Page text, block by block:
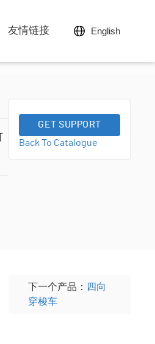
友情链接 English
丰智能装备集团
券代码：300276
位于中国现代工业的摇
双车联动底盘装配工业移动机
器人
激光导引工业移动机器人
激光SLAM导航工业移动机器
丰智能支持
取解决技术挑战的知识和
解有关三丰智能的更多信息
丰新闻资讯
丰智能将聚焦智能制造的
代,快速获得企业最新动
情链接 Link
子公司为支点形成覆盖全
研发、生产与服务网
，为客户提供本地化支持
GET SUPPORT
Back To Catalogue
下一个产品： 四向
穿梭车